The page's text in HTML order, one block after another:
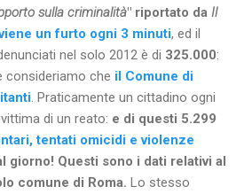
sulla criminalità" riportato da Il
un furto ogni 3 minuti, ed il
nel solo 2012 è di 325.000:
consideriamo che il Comune di
. Praticamente un cittadino ogni
di un reato: e di questi 5.299
tentati omicidi e violenze
giorno! Questi sono i dati relativi al
comune di Roma. Lo stesso